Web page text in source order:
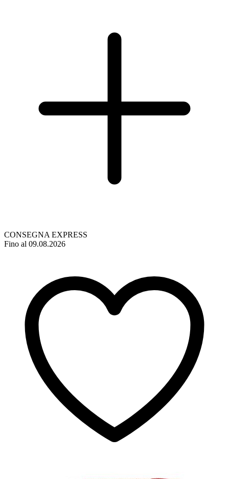
CONSEGNA EXPRESS
Fino al 09.08.2026